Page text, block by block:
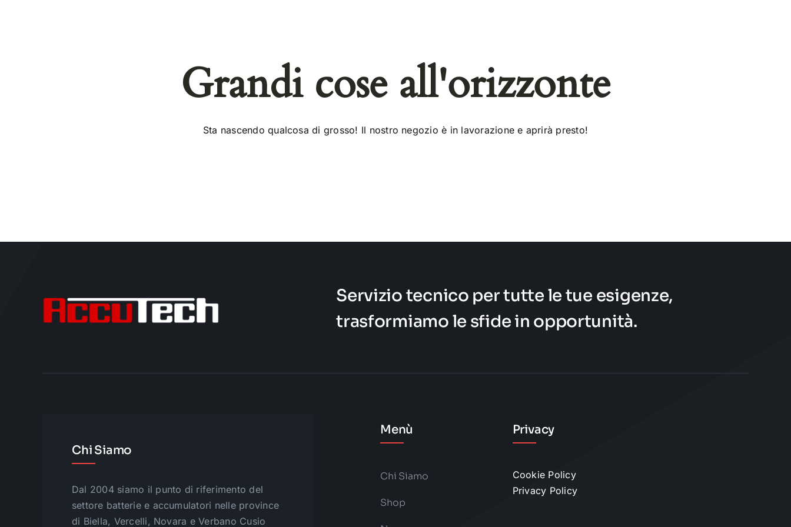
Grandi cose all'orizzonte
Sta nascendo qualcosa di grosso! Il nostro negozio è in lavorazione e aprirà presto!
Servizio tecnico per tutte le tue esigenze,
trasformiamo le sfide in opportunità.
Chi Siamo
Dal 2004 siamo il punto di riferimento del
settore batterie e accumulatori nelle province
di Biella, Vercelli, Novara e Verbano Cusio
Menù
Chi Siamo
Shop
Privacy
Cookie Policy
Privacy Policy